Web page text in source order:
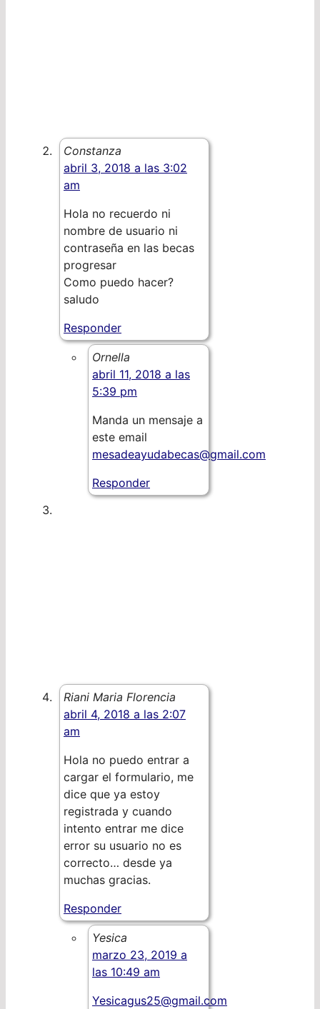
Constanza
abril 3, 2018 a las 3:02
am
Hola no recuerdo ni
nombre de usuario ni
contraseña en las becas
progresar
Como puedo hacer?
saludo
Responder
Ornella
abril 11, 2018 a las
5:39 pm
Manda un mensaje a
este email
mesadeayudabecas@gmail.com
Responder
Riani Maria Florencia
abril 4, 2018 a las 2:07
am
Hola no puedo entrar a
cargar el formulario, me
dice que ya estoy
registrada y cuando
intento entrar me dice
error su usuario no es
correcto… desde ya
muchas gracias.
Responder
Yesica
marzo 23, 2019 a
las 10:49 am
Yesicagus25@gmail.com